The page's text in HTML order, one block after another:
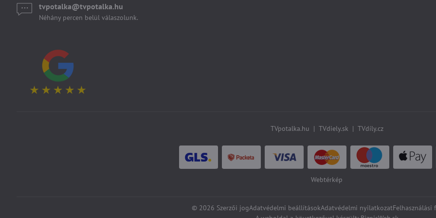
tvpotalka​@tvpotalka​.hu
Néhány percen belül válaszolunk.
TVpotalka.hu | TVdiely.sk | TVdíly.cz
Webtérkép
© 2026 Szerzői jogAdatvédelmi beállításokAdatvédelmi nyilatkozatFelhasználási